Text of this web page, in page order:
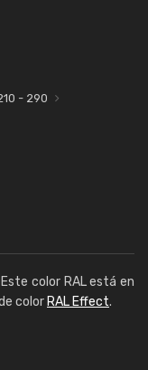
- 290
color RAL está en
color RAL Effect.